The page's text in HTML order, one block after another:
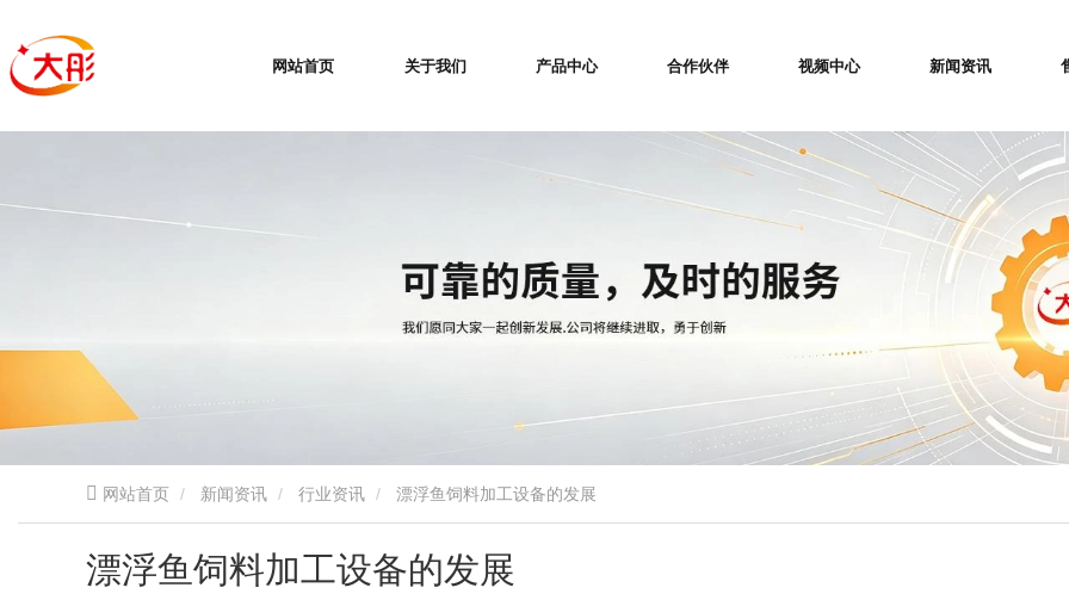
网站首页 关于我们 产品中心 合作伙伴 视频中心 新闻资讯
网站首页 新闻资讯 行业资讯 漂浮鱼饲料加工设备的发展
漂浮鱼饲料加工设备的发展